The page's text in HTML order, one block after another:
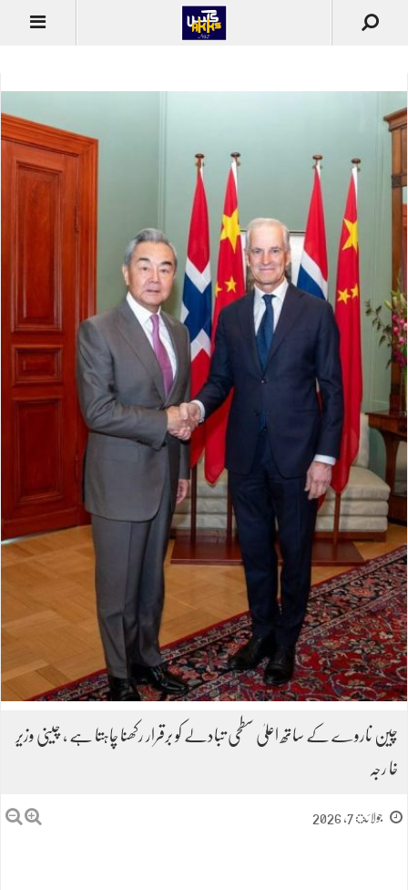
چین ناروے کے ساتھ اعلیٰ سطحی تبادلے کو برقرار رکھنا چاہتا ہے ، چینی وزیر
خا رجہ
جولائ 7, 2026